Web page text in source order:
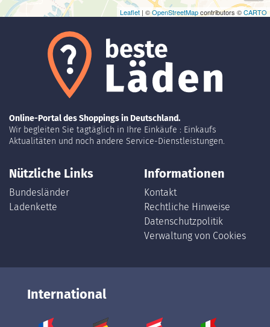
Leaflet | ©OpenStreetMapcontributors ©CARTO
Online-Portal des Shoppings in Deutschland.
Wir begleiten Sie tagtäglich in Ihre Einkäufe : Einkaufs
Aktualitäten und noch andere Service-Dienstleistungen.
Nützliche Links
Bundesländer
Ladenkette
Informationen
Kontakt
Rechtliche Hinweise
Datenschutzpolitik
Verwaltung von Cookies
International